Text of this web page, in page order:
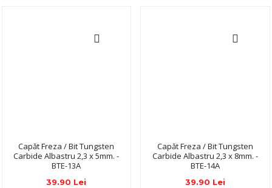
Capăt Freza / Bit Tungsten
Carbide Albastru 2,3 x 5mm. -
BTE-13A
39.90 Lei
Capăt Freza / Bit Tungsten
Carbide Albastru 2,3 x 8mm. -
BTE-14A
39.90 Lei